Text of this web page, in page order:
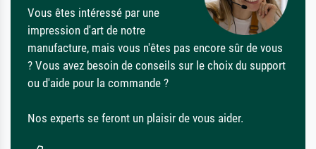
Vous êtes intéressé par une
impression d'art de notre
manufacture, mais vous n'êtes pas encore sûr de vous
? Vous avez besoin de conseils sur le choix du support
ou d'aide pour la commande ?
Nos experts se feront un plaisir de vous aider.